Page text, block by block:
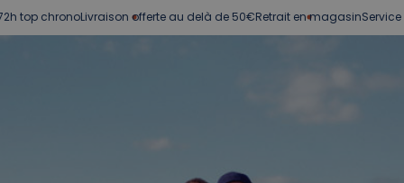
Livraison offerte au delà de 50€Retrait en magasinService client à